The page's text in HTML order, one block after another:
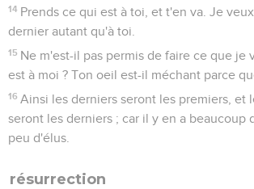
14 Prends ce qui est à toi, et t'en va. Je
dernier autant qu'à toi.
15 Ne m'est-il pas permis de faire ce que je
est à moi ? Ton oeil est-il méchant parce
16 Ainsi les derniers seront les premiers, et
seront les derniers ; car il y en a beaucoup
peu d'élus.
résurrection